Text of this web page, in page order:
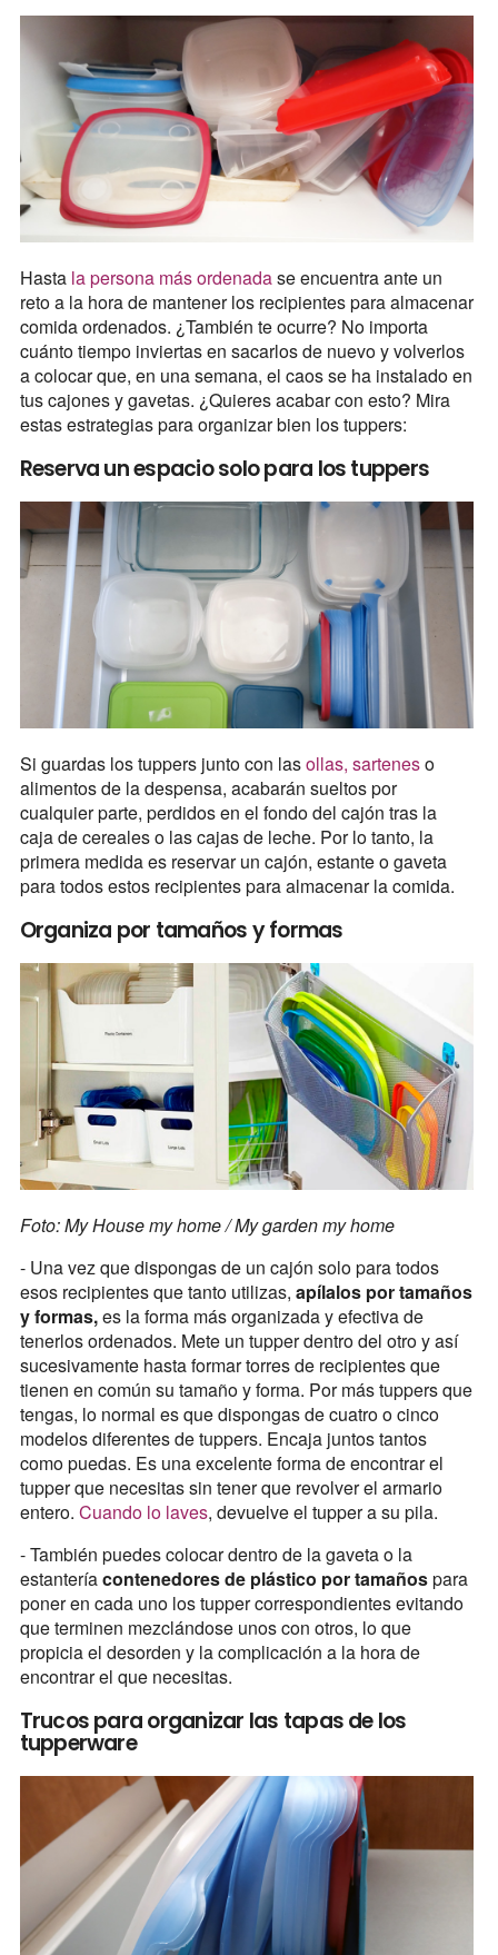
Hastala persona más ordenadase encuentra ante un
reto a la hora de mantener los recipientes para almacenar
comida ordenados. ¿También te ocurre? No importa
cuánto tiempo inviertas en sacarlos de nuevo y volverlos
a colocar que, en una semana, el caos se ha instalado en
tus cajones y gavetas. ¿Quieres acabar con esto? Mira
estas estrategias para organizar bien los tuppers:
Reserva un espacio solo para los tuppers
Si guardas los tuppers junto con lasollas, sarteneso
alimentos de la despensa, acabarán sueltos por
cualquier parte, perdidos en el fondo del cajón tras la
caja de cereales o las cajas de leche. Por lo tanto, la
primera medida es reservar un cajón, estante o gaveta
para todos estos recipientes para almacenar la comida.
Organiza por tamaños y formas
Foto: My House my home / My garden my home
- Una vez que dispongas de un cajón solo para todos
esos recipientes que tanto utilizas, apílalos por tamaños
y formas,es la forma más organizada y efectiva de
tenerlos ordenados. Mete un tupper dentro del otro y así
sucesivamente hasta formar torres de recipientes que
tienen en común su tamaño y forma. Por más tuppers que
tengas, lo normal es que dispongas de cuatro o cinco
modelos diferentes de tuppers. Encaja juntos tantos
como puedas. Es una excelente forma de encontrar el
tupper que necesitas sin tener que revolver el armario
entero. Cuando lo laves, devuelve el tupper a su pila.
- También puedes colocar dentro de la gaveta o la
estanteríacontenedores de plástico por tamañospara
poner en cada uno los tupper correspondientes evitando
que terminen mezclándose unos con otros, lo que
propicia el desorden y la complicación a la hora de
encontrar el que necesitas.
Trucos para organizar las tapas de los
tupperware